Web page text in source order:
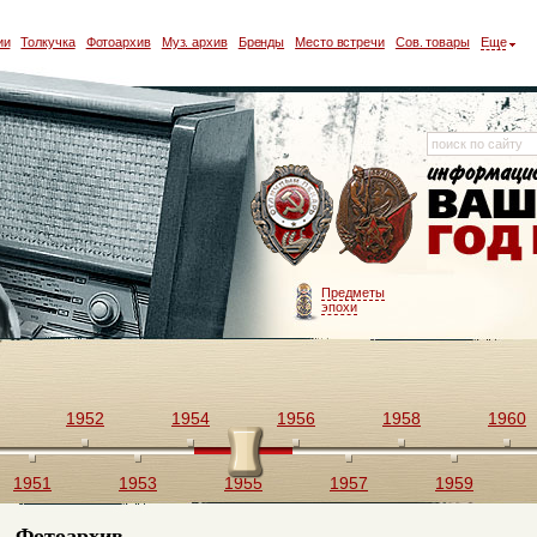
Толкучка Фотоархив Муз. архив Бренды Место встречи Сов. товары Еще
Предметы
эпохи
1951
1952
1953
1954
1955
1956
1957
1958
1959
1960